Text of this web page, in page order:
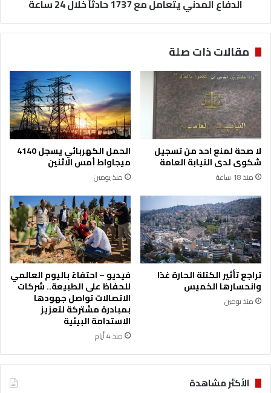
أ
ا
م
س
ت
ج
د
ا
ت
ف
ي
ا
ل
س
و
د
ا
ن
ي
ت
م
ل
م
ع
1
7
3
7
ح
ا
د
ث
اً
خ
ل
ا
ل
2
ع
الدفاع المدني يتعامل مع 1737 حادثاً خلال 24 ساعة
مقالات ذات صلة
لا صحة لمنع احد من تسجيل
شكوى لدى النيابة العامة
منذ 18 ساعة
الحمل الكهربائي يسجل 4140
ميجاواط أمس الاثنين
منذ يومين
تراجع تأثير الكتلة الحارة غدًا
وانحسارها الخميس
منذ يومين
فيديو – احتفاءً باليوم العالمي
للحفاظ على الطبيعة.. شركات
الاتصالات تواصل جهودها
بمبادرة مشتركة لتعزيز
الاستدامة البيئية
منذ 4 أيام
الأكثر مشاهدة